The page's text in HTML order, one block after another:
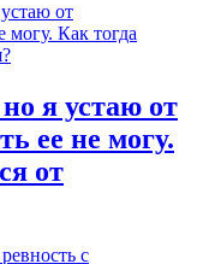
я устаю от
ее не могу.
от